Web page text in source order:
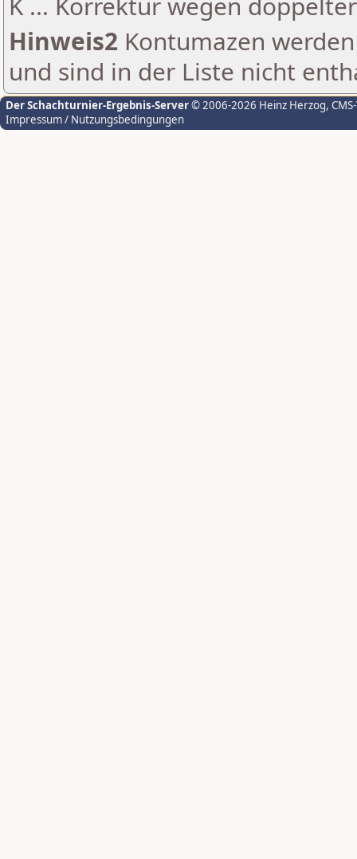
Hinweis2 Kontumazen
und sind in der Liste nicht
Der Schachturnier-Ergebnis-Server© 2006-2026 Heinz Herzog,
Impressum / Nutzungsbedingungen